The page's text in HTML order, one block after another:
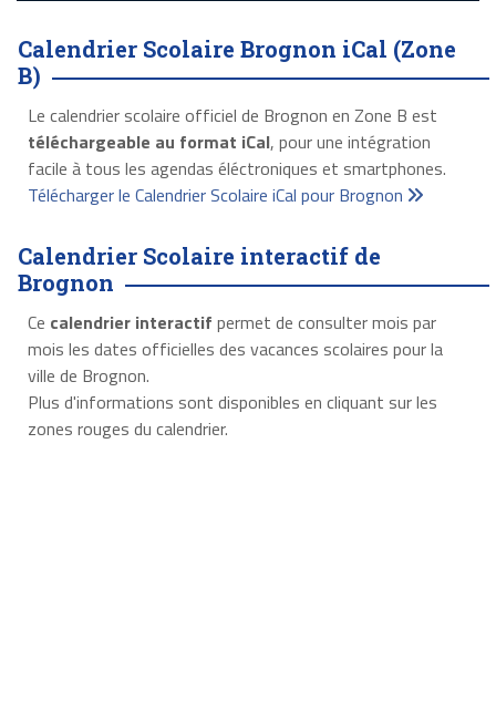
Calendrier Scolaire Brognon iCal (Zone
B)
Le calendrier scolaire officiel de Brognon en Zone B est
téléchargeable au format iCal, pour une intégration
facile à tous les agendas éléctroniques et smartphones.
Télécharger le Calendrier Scolaire iCal pour Brognon
Calendrier Scolaire interactif de
Brognon
Ce calendrier interactif permet de consulter mois par
mois les dates officielles des vacances scolaires pour la
ville de Brognon.
Plus d'informations sont disponibles en cliquant sur les
zones rouges du calendrier.